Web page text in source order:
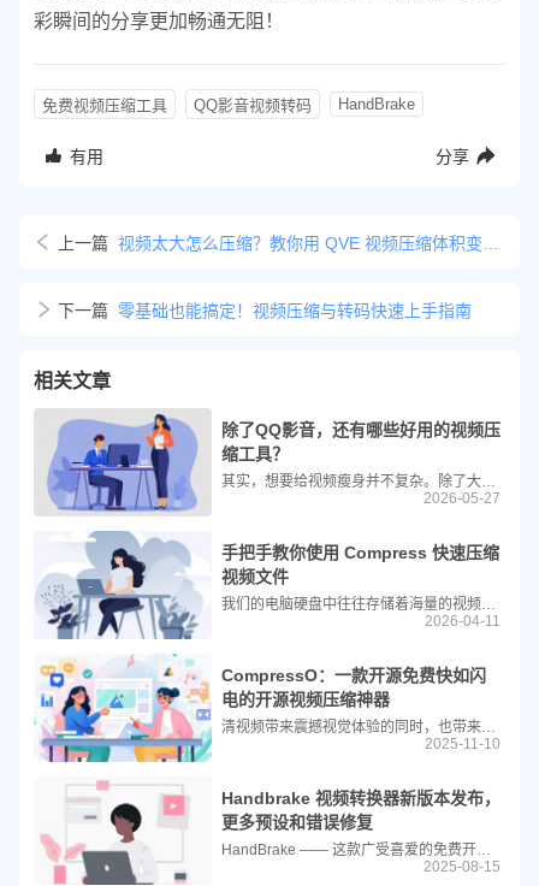
彩瞬间的分享更加畅通无阻！
免费视频压缩工具 QQ影音视频转码 HandBrake
有用 分享
上一篇
下一篇 零基础也能搞定！视频压缩与转码快速上手指南
相关文章
除了QQ影音，还有哪些好用的视频压
缩工具？
其实，想要给视频瘦身并不复杂。除了大家熟知的QQ影音，市面上还有许多高效、易用的视频压缩工具，无论你是电脑重度用户、手机短视频创作者，还是追求极致效率的技术达人，都能找到适合自己的解决方案。
2026-05-27
手把手教你使用 Compress 快速压缩
视频文件
我们的电脑硬盘中往往存储着海量的视频素材、录屏文件或珍贵回忆。然而，高清视频巨大的文件体积常常让人头疼，不仅占用大量存储空间，也不利于网络传输。今天，就为大家介绍一款专为 Windows 用户打造的免费视频压缩利器 Compress，教你如何仅需几步就完成视频瘦身。
2026-04-11
CompressO：一款开源免费快如闪
电的开源视频压缩神器
清视频带来震撼视觉体验的同时，也带来了存储与传输的沉重负担。你是否也曾因一段几分钟的视频动辄占用数 GB 空间而烦恼？现在，一款名为 CompressO 的免费开源工具，正以极简设计与强大内核，帮你将庞大视频“浓缩”成小巧文件。
2025-11-10
Handbrake 视频转换器新版本发布，
更多预设和错误修复
HandBrake —— 这款广受喜爱的免费开源视频转换器刚刚迎来一次重大更新。在其七个月来的首次更新中，适用于 Windows、Mac 和 Linux 的最新版 Handbrake v1.10 增加了更多针对 Discord 用户优化的预设、Linux 专属改进以及大量错误修复。
2025-08-15